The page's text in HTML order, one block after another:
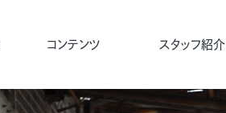
コンテンツ スタッフ紹介